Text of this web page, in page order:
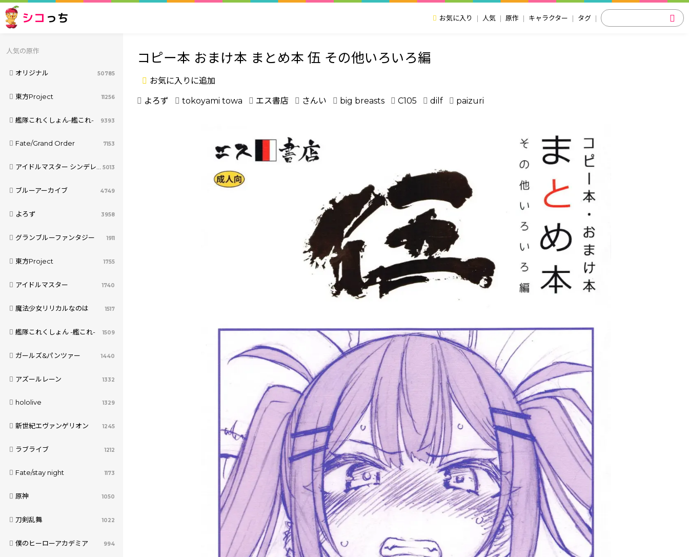
シコ っち お気に入り 人気 原作 キャラクター タグ
人気の原作
オリジナル 50785
東方Project 11256
艦隊これくしょん-艦これ- 9393
Fate/Grand Order 7153
アイドルマスター シンデレラガールズ 5013
ブルーアーカイブ 4749
よろず 3958
グランブルーファンタジー 1911
東方Project 1755
アイドルマスター 1740
魔法少女リリカルなのは 1517
艦隊これくしょん -艦これ- 1509
ガールズ&パンツァー 1440
アズールレーン 1332
hololive 1329
新世紀エヴァンゲリオン 1245
ラブライブ 1212
Fate/stay night 1173
原神 1050
刀剣乱舞 1022
僕のヒーローアカデミア 994
コピー本 おまけ本 まとめ本 伍 その他いろいろ編
お気に入りに追加
よろず tokoyami towa エス書店 さんい big breasts C105 dilf paizuri